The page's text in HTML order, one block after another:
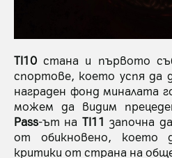
TI10 стана и първото
спортове, което успя да
награден фонд миналата
можем да видим
Pass-ът на TI11 започна
от обикновено, което
критики от страна на